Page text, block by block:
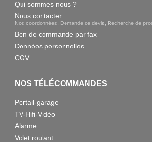
Qui sommes nous ?
Nous contacter
Nos coordonnées, Demande de devis, Recherche de
Bon de commande par fax
Données personnelles
CGV
NOS TÉLÉCOMMANDES
Portail-garage
TV-Hifi-Vidéo
Alarme
Volet roulant